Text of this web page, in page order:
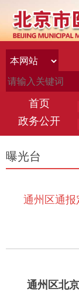
首页
政务公开
曝光台
通州区通报
通州区北